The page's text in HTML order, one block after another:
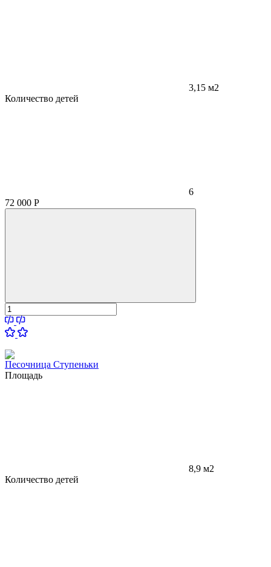
3,15 м2
Количество детей
6
72 000 Р
Песочница Ступеньки
Площадь
8,9 м2
Количество детей